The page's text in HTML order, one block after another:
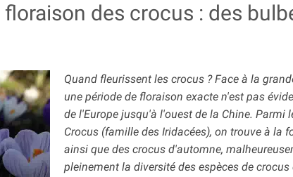
floraison des crocus : des
Quand fleurissent les crocus ? Face à la
une période de floraison exacte n'est pas
de l'Europe jusqu'à l'ouest de la Chine. Parmi
Crocus (famille des Iridacées), on trouve à la
ainsi que des crocus d'automne,
pleinement la diversité des espèces de